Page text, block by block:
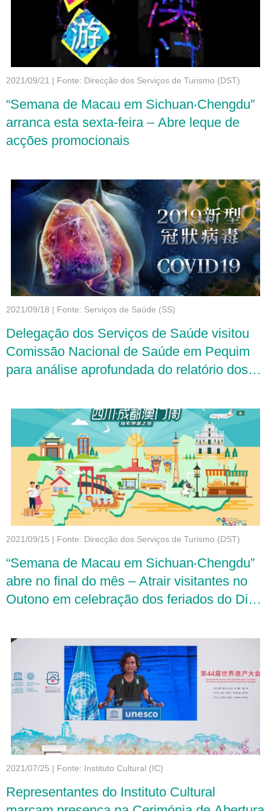
2021/09/21 | Fonte: Direcção dos Serviços de Turismo (DST)
“Semana de Macau em Sichuan‧Chengdu”
arranca esta sexta-feira – Abre leque de
acções promocionais
2021/09/18 | Fonte: Serviços de Saúde (SS)
Delegação dos Serviços de Saúde visitou
Comissão Nacional de Saúde em Pequim
para análise aprofundada do relatório dos
Grupo de Peritos após visita a Macau
2021/09/15 | Fonte: Direcção dos Serviços de Turismo (DST)
“Semana de Macau em Sichuan‧Chengdu”
abre no final do mês – Atrair visitantes no
Outono em celebração dos feriados do Dia
2021/07/25 | Fonte: Instituto Cultural (IC)
Representantes do Instituto Cultural